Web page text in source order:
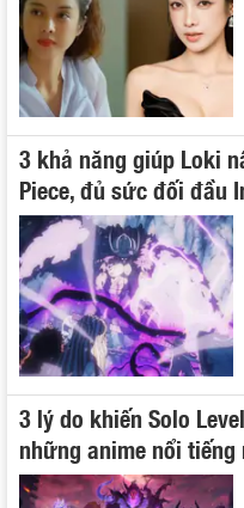
3 khả năng giúp Loki
Piece, đủ sức đối đầu
3 lý do khiến Solo
những anime nổi